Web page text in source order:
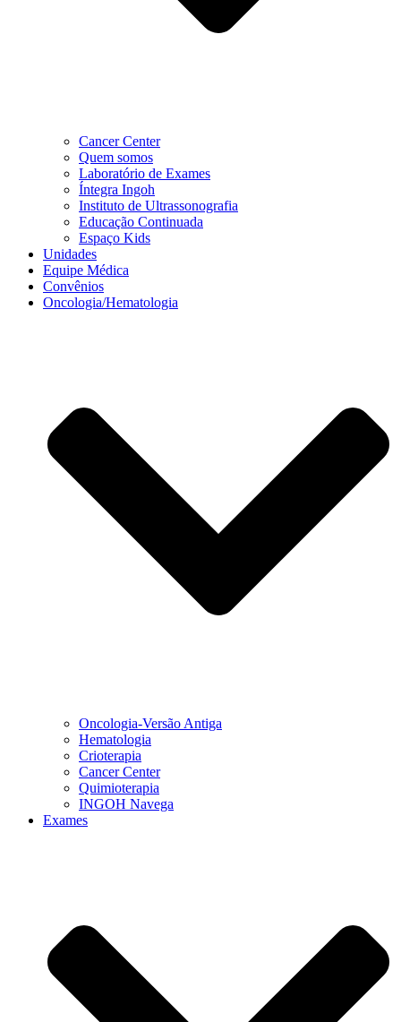
Cancer Center
Quem somos
Laboratório de Exames
Íntegra Ingoh
Instituto de Ultrassonografia
Educação Continuada
Espaço Kids
Unidades
Equipe Médica
Convênios
Oncologia/Hematologia
Oncologia-Versão Antiga
Hematologia
Crioterapia
Cancer Center
Quimioterapia
INGOH Navega
Exames